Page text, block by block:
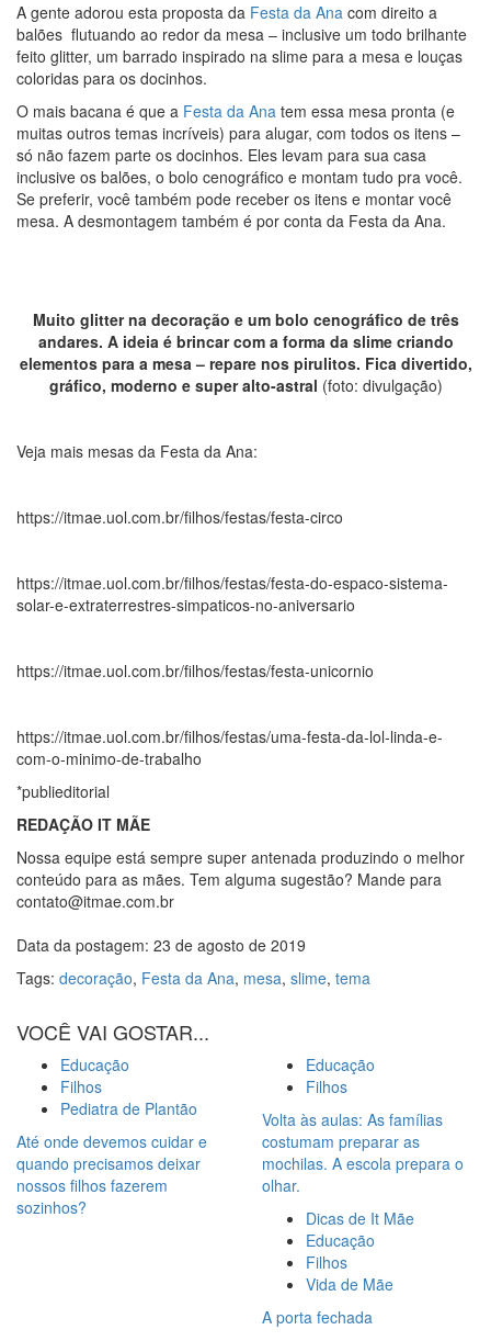
A gente adorou esta proposta da Festa da Ana com direito a
balões flutuando ao redor da mesa – inclusive um todo brilhante
feito glitter, um barrado inspirado na slime para a mesa e louças
coloridas para os docinhos.
O mais bacana é que a Festa da Ana tem essa mesa pronta (e
muitas outros temas incríveis) para alugar, com todos os itens –
só não fazem parte os docinhos. Eles levam para sua casa
inclusive os balões, o bolo cenográfico e montam tudo pra você.
Se preferir, você também pode receber os itens e montar você
mesa. A desmontagem também é por conta da Festa da Ana.
Muito glitter na decoração e um bolo cenográfico de três
andares. A ideia é brincar com a forma da slime criando
elementos para a mesa – repare nos pirulitos. Fica divertido,
gráfico, moderno e super alto-astral (foto: divulgação)
Veja mais mesas da Festa da Ana:
https://itmae.uol.com.br/filhos/festas/festa-circo
https://itmae.uol.com.br/filhos/festas/festa-do-espaco-sistema-
solar-e-extraterrestres-simpaticos-no-aniversario
https://itmae.uol.com.br/filhos/festas/festa-unicornio
https://itmae.uol.com.br/filhos/festas/uma-festa-da-lol-linda-e-
com-o-minimo-de-trabalho
*publieditorial
REDAÇÃO IT MÃE
Nossa equipe está sempre super antenada produzindo o melhor
conteúdo para as mães. Tem alguma sugestão? Mande para
contato@itmae.com.br
Data da postagem: 23 de agosto de 2019
Tags: decoração, Festa da Ana, mesa, slime, tema
VOCÊ VAI GOSTAR...
Educação
Filhos
Pediatra de Plantão
Até onde devemos cuidar e
quando precisamos deixar
nossos filhos fazerem
sozinhos?
Educação
Filhos
Volta às aulas: As famílias
costumam preparar as
mochilas. A escola prepara o
olhar.
Dicas de It Mãe
Educação
Filhos
Vida de Mãe
A porta fechada